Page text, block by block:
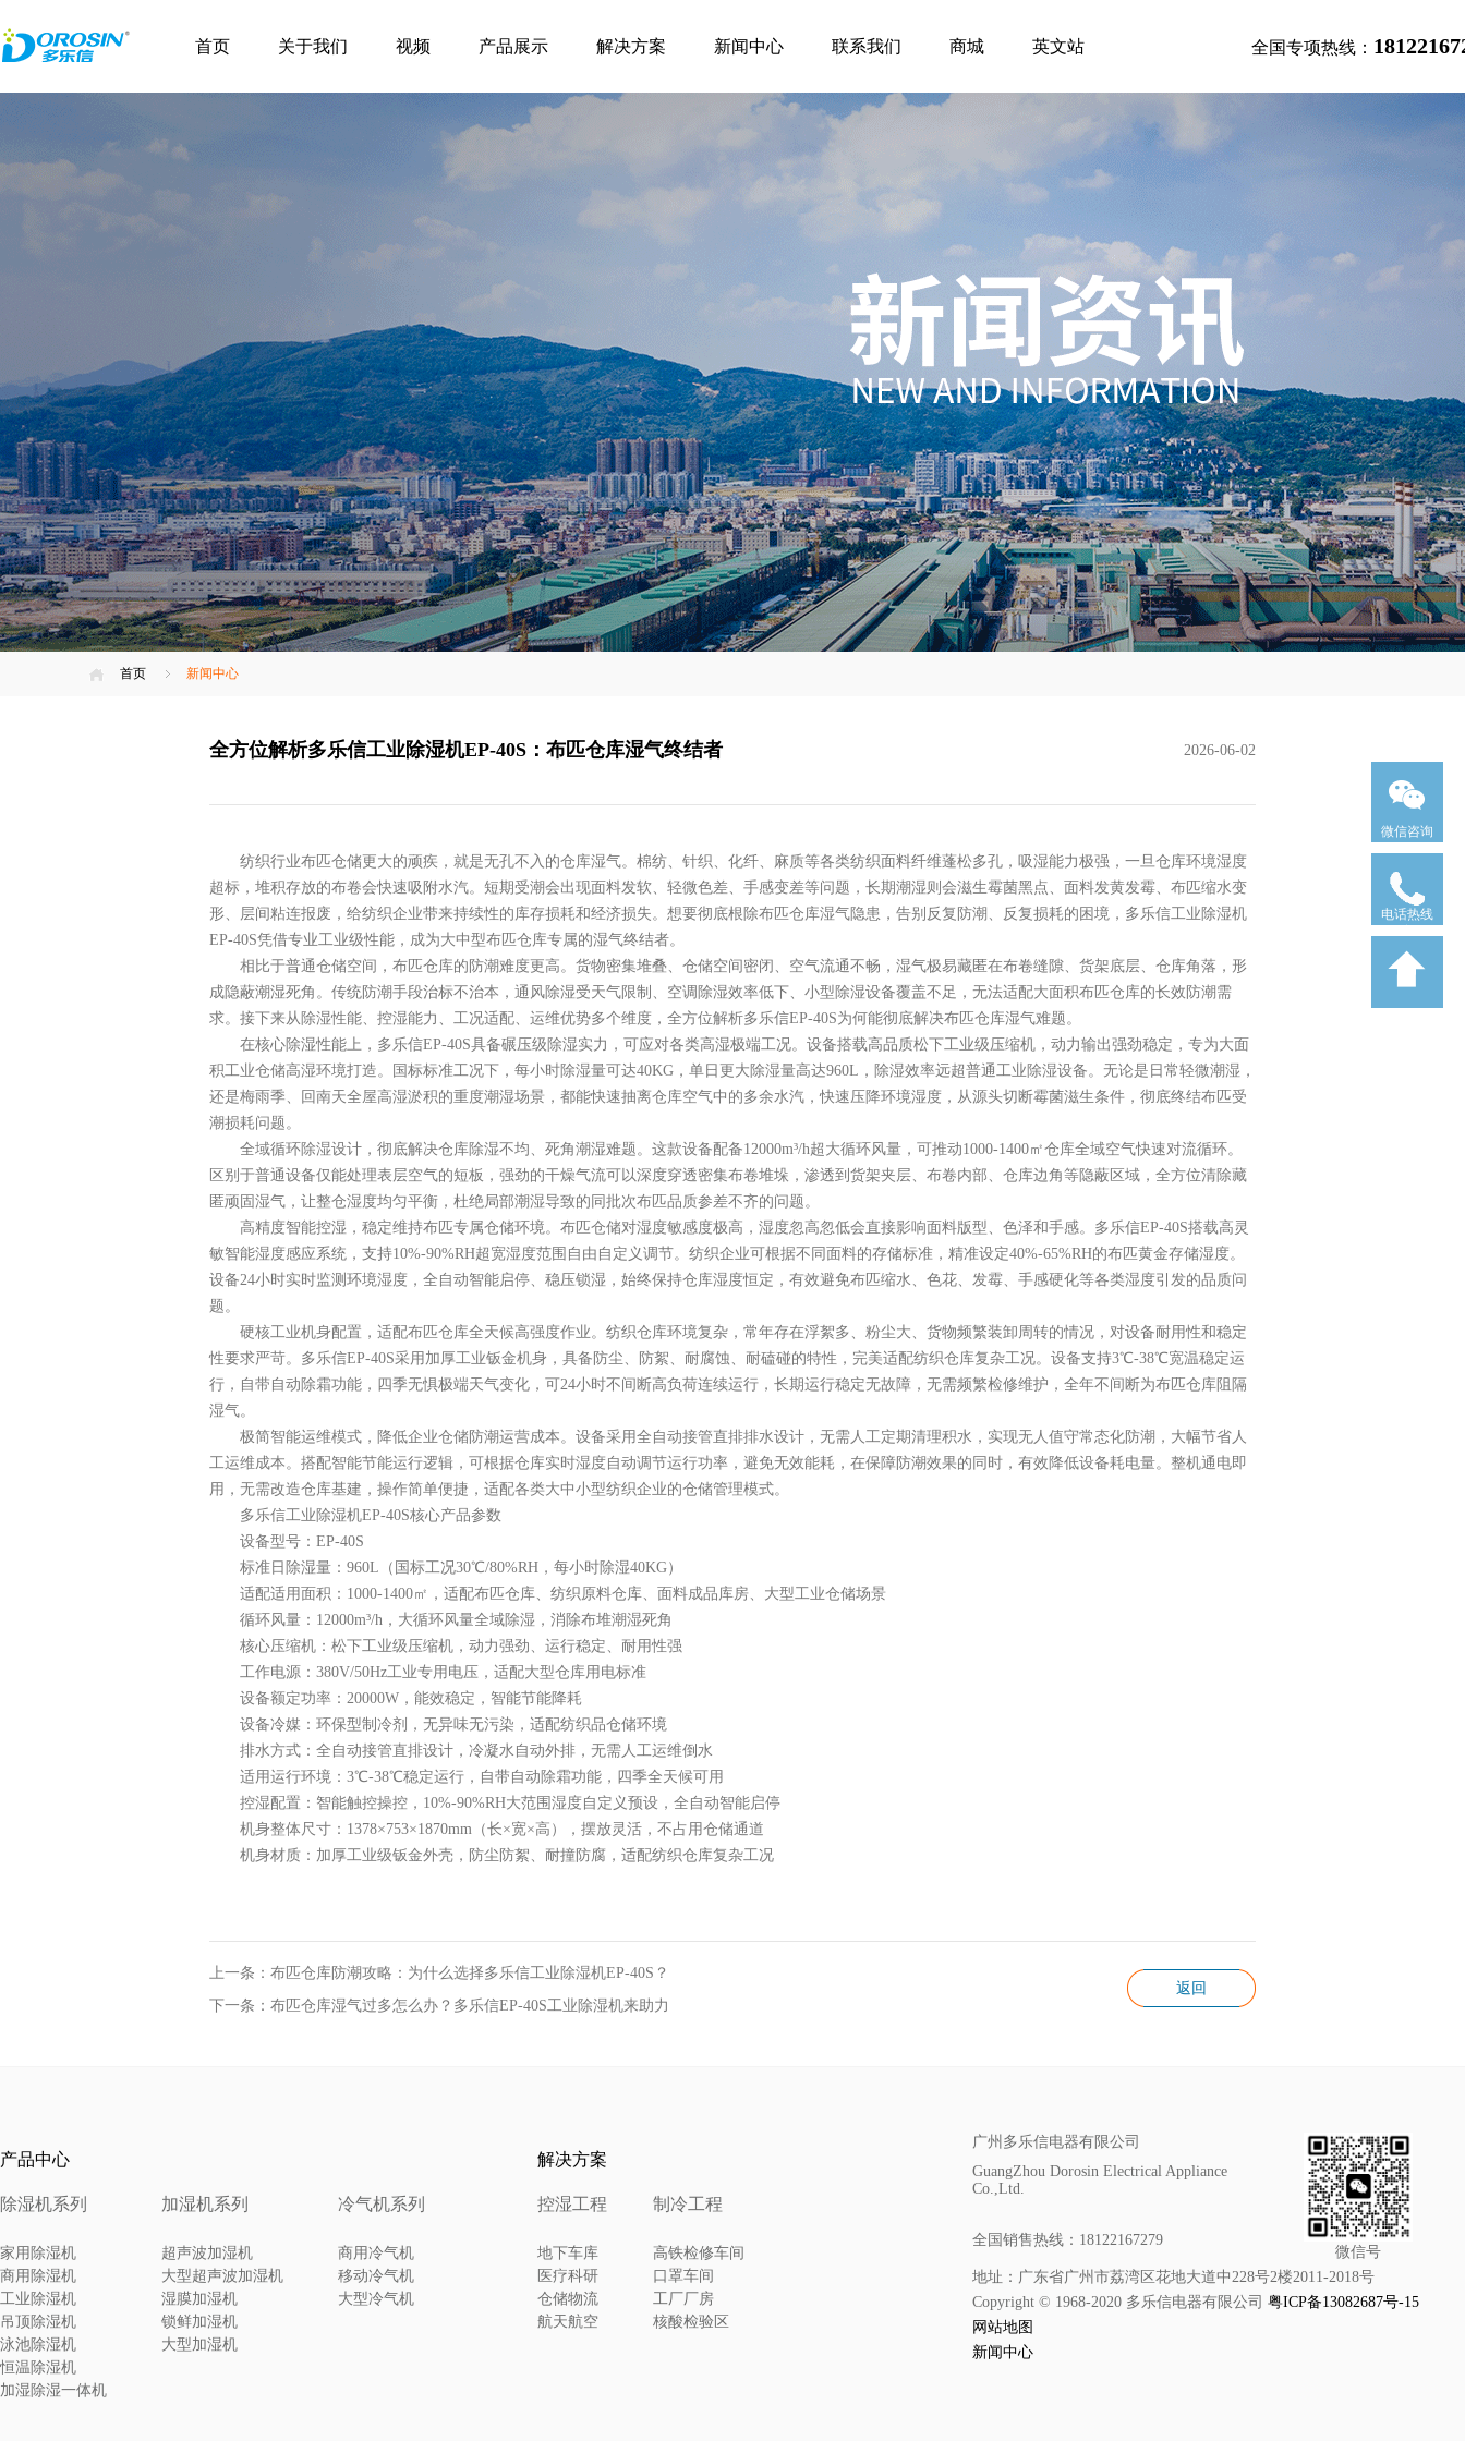
首页
关于我们 视频 产品展示 解决方案 新闻中心 联系我们 商城 英文站 全国专项热线：
首页 新闻中心
全方位解析多乐信工业除湿机EP-40S：布匹仓库湿气终结者 2026-06-02
纺织行业布匹仓储更大的顽疾，就是无孔不入的仓库湿气。棉纺、针织、化纤、麻质等各类纺织面料纤维蓬松多孔，吸湿能力极强，一旦仓库环境湿度
超标，堆积存放的布卷会快速吸附水汽。短期受潮会出现面料发软、轻微色差、手感变差等问题，长期潮湿则会滋生霉菌黑点、面料发黄发霉、布匹缩水变
形、层间粘连报废，给纺织企业带来持续性的库存损耗和经济损失。想要彻底根除布匹仓库湿气隐患，告别反复防潮、反复损耗的困境，多乐信工业除湿机
EP-40S凭借专业工业级性能，成为大中型布匹仓库专属的湿气终结者。
相比于普通仓储空间，布匹仓库的防潮难度更高。货物密集堆叠、仓储空间密闭、空气流通不畅，湿气极易藏匿在布卷缝隙、货架底层、仓库角落，形
成隐蔽潮湿死角。传统防潮手段治标不治本，通风除湿受天气限制、空调除湿效率低下、小型除湿设备覆盖不足，无法适配大面积布匹仓库的长效防潮需
求。接下来从除湿性能、控湿能力、工况适配、运维优势多个维度，全方位解析多乐信EP-40S为何能彻底解决布匹仓库湿气难题。
在核心除湿性能上，多乐信EP-40S具备碾压级除湿实力，可应对各类高湿极端工况。设备搭载高品质松下工业级压缩机，动力输出强劲稳定，专为大面
积工业仓储高湿环境打造。国标标准工况下，每小时除湿量可达40KG，单日更大除湿量高达960L，除湿效率远超普通工业除湿设备。无论是日常轻微潮湿，
还是梅雨季、回南天全屋高湿淤积的重度潮湿场景，都能快速抽离仓库空气中的多余水汽，快速压降环境湿度，从源头切断霉菌滋生条件，彻底终结布匹受
潮损耗问题。
全域循环除湿设计，彻底解决仓库除湿不均、死角潮湿难题。这款设备配备12000m³/h超大循环风量，可推动1000-1400㎡仓库全域空气快速对流循环。
区别于普通设备仅能处理表层空气的短板，强劲的干燥气流可以深度穿透密集布卷堆垛，渗透到货架夹层、布卷内部、仓库边角等隐蔽区域，全方位清除藏
匿顽固湿气，让整仓湿度均匀平衡，杜绝局部潮湿导致的同批次布匹品质参差不齐的问题。
高精度智能控湿，稳定维持布匹专属仓储环境。布匹仓储对湿度敏感度极高，湿度忽高忽低会直接影响面料版型、色泽和手感。多乐信EP-40S搭载高灵
敏智能湿度感应系统，支持10%-90%RH超宽湿度范围自由自定义调节。纺织企业可根据不同面料的存储标准，精准设定40%-65%RH的布匹黄金存储湿度。
设备24小时实时监测环境湿度，全自动智能启停、稳压锁湿，始终保持仓库湿度恒定，有效避免布匹缩水、色花、发霉、手感硬化等各类湿度引发的品质问
题。
硬核工业机身配置，适配布匹仓库全天候高强度作业。纺织仓库环境复杂，常年存在浮絮多、粉尘大、货物频繁装卸周转的情况，对设备耐用性和稳定
性要求严苛。多乐信EP-40S采用加厚工业钣金机身，具备防尘、防絮、耐腐蚀、耐磕碰的特性，完美适配纺织仓库复杂工况。设备支持3℃-38℃宽温稳定运
行，自带自动除霜功能，四季无惧极端天气变化，可24小时不间断高负荷连续运行，长期运行稳定无故障，无需频繁检修维护，全年不间断为布匹仓库阻隔
湿气。
极简智能运维模式，降低企业仓储防潮运营成本。设备采用全自动接管直排排水设计，无需人工定期清理积水，实现无人值守常态化防潮，大幅节省人
工运维成本。搭配智能节能运行逻辑，可根据仓库实时湿度自动调节运行功率，避免无效能耗，在保障防潮效果的同时，有效降低设备耗电量。整机通电即
用，无需改造仓库基建，操作简单便捷，适配各类大中小型纺织企业的仓储管理模式。
多乐信工业除湿机EP-40S核心产品参数
设备型号：EP-40S
标准日除湿量：960L（国标工况30℃/80%RH，每小时除湿40KG）
适配适用面积：1000-1400㎡，适配布匹仓库、纺织原料仓库、面料成品库房、大型工业仓储场景
循环风量：12000m³/h，大循环风量全域除湿，消除布堆潮湿死角
核心压缩机：松下工业级压缩机，动力强劲、运行稳定、耐用性强
工作电源：380V/50Hz工业专用电压，适配大型仓库用电标准
设备额定功率：20000W，能效稳定，智能节能降耗
设备冷媒：环保型制冷剂，无异味无污染，适配纺织品仓储环境
排水方式：全自动接管直排设计，冷凝水自动外排，无需人工运维倒水
适用运行环境：3℃-38℃稳定运行，自带自动除霜功能，四季全天候可用
控湿配置：智能触控操控，10%-90%RH大范围湿度自定义预设，全自动智能启停
机身整体尺寸：1378×753×1870mm（长×宽×高），摆放灵活，不占用仓储通道
机身材质：加厚工业级钣金外壳，防尘防絮、耐撞防腐，适配纺织仓库复杂工况
上一条：布匹仓库防潮攻略：为什么选择多乐信工业除湿机EP-40S？
下一条：布匹仓库湿气过多怎么办？多乐信EP-40S工业除湿机来助力
返回
微信咨询
电话热线
产品中心
除湿机系列
家用除湿机
商用除湿机
工业除湿机
吊顶除湿机
泳池除湿机
恒温除湿机
加湿除湿一体机
加湿机系列
超声波加湿机
大型超声波加湿机
湿膜加湿机
锁鲜加湿机
大型加湿机
冷气机系列
商用冷气机
移动冷气机
大型冷气机
解决方案
控湿工程
地下车库
医疗科研
仓储物流
航天航空
制冷工程
高铁检修车间
口罩车间
工厂厂房
核酸检验区
广州多乐信电器有限公司
GuangZhou Dorosin Electrical Appliance
Co.,Ltd.
全国销售热线：18122167279
微信号
地址：广东省广州市荔湾区花地大道中228号2楼2011-2018号
Copyright © 1968-2020 多乐信电器有限公司 粤ICP备13082687号-15
网站地图
新闻中心